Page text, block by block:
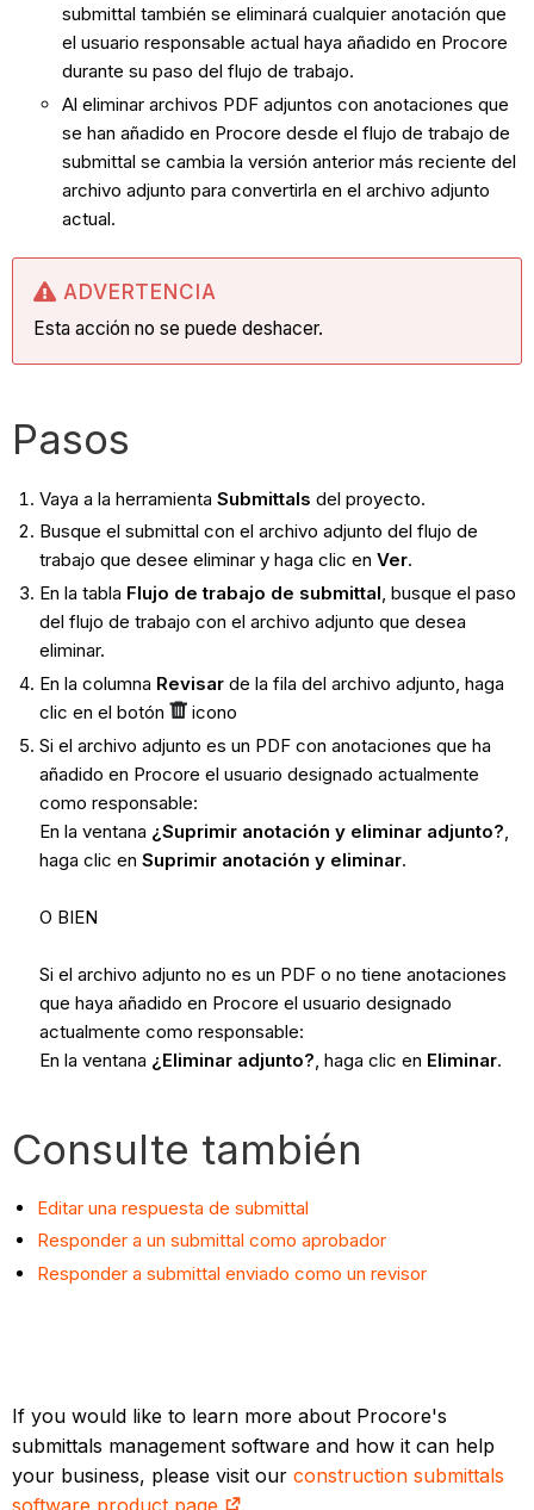
submittal también se eliminará cualquier anotación que
el usuario responsable actual haya añadido en Procore
durante su paso del flujo de trabajo.
Al eliminar archivos PDF adjuntos con anotaciones que
se han añadido en Procore desde el flujo de trabajo de
submittal se cambia la versión anterior más reciente del
archivo adjunto para convertirla en el archivo adjunto
actual.
ADVERTENCIA
Esta acción no se puede deshacer.
Pasos
Vaya a la herramienta Submittals del proyecto.
Busque el submittal con el archivo adjunto del flujo de
trabajo que desee eliminar y haga clic en Ver.
En la tabla Flujo de trabajo de submittal, busque el paso
del flujo de trabajo con el archivo adjunto que desea
eliminar.
En la columna Revisar de la fila del archivo adjunto, haga
clic en el botón
icono
Si el archivo adjunto es un PDF con anotaciones que ha
añadido en Procore el usuario designado actualmente
como responsable:
En la ventana ¿Suprimir anotación y eliminar adjunto?
haga clic en Suprimir anotación y eliminar.
O BIEN
Si el archivo adjunto no es un PDF o no tiene anotaciones
que haya añadido en Procore el usuario designado
actualmente como responsable:
En la ventana ¿Eliminar adjunto? , haga clic en Eliminar.
Consulte también
Editar una respuesta de submittal
Responder a un submittal como aprobador
Responder a submittal enviado como un revisor
If you would like to learn more about Procore's
submittals management software and how it can help
your business, please visit ourconstruction submittals